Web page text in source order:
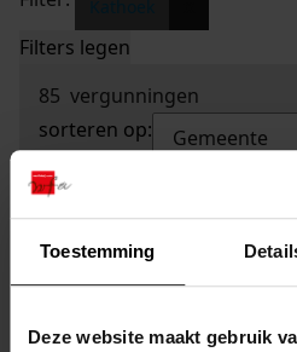
Toestemming
Deze website maakt gebruik
Filters legen
85 vergunningen
sorteren op: